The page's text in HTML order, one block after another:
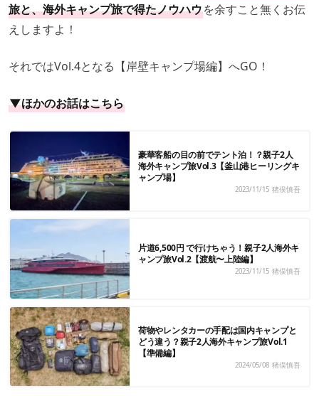
旅と、海外キャンプ旅で得たノウハウを余すこと無くお伝
えしますよ！
それではVol.4となる【岸壁キャンプ場編】へGO！
▼ほかのお話はこちら
豪華客船の目の前でテント泊！？親子2人
海外キャンプ旅Vol.3【釜山港ヒーリングキ
ャンプ場】
2023/11/15 猪俣慎吾
片道6,500円 で行けちゃう！親子2人海外キ
ャンプ旅Vol.2【渡航〜上陸編】
2023/11/15 猪俣慎吾
荷物やレンタカーの手配は国内キャンプと
どう違う？親子2人海外キャンプ旅Vol.1
【準備編】
2024/05/08 猪俣慎吾